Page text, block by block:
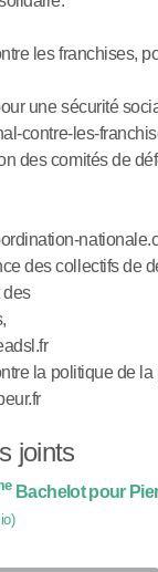
les franchises,
une sécurité
contre-les-
des comités de
des collectifs de
des
la politique de la
joints
Bachelot pour
)